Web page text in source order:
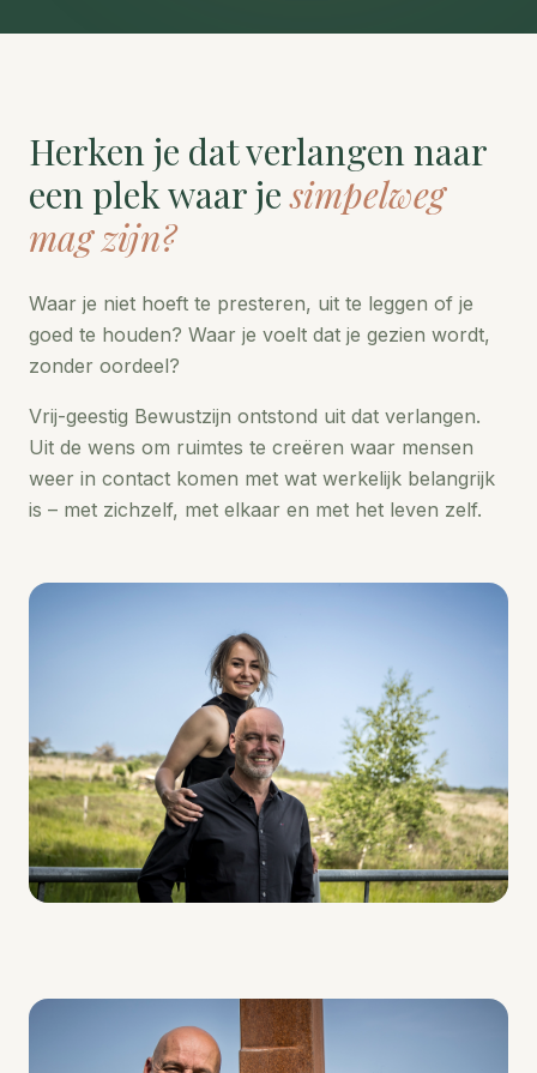
Herken je dat verlangen naar
een plek waar jesimpelweg
mag zijn?
Waar je niet hoeft te presteren, uit te leggen of je
goed te houden? Waar je voelt dat je gezien wordt,
zonder oordeel?
Vrij-geestig Bewustzijn ontstond uit dat verlangen.
Uit de wens om ruimtes te creëren waar mensen
weer in contact komen met wat werkelijk belangrijk
is – met zichzelf, met elkaar en met het leven zelf.